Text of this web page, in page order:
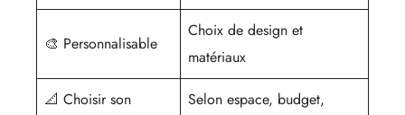
🎨 Personnalisable
Choix de design et
matériaux
📐 Choisir son
Selon espace, budget,